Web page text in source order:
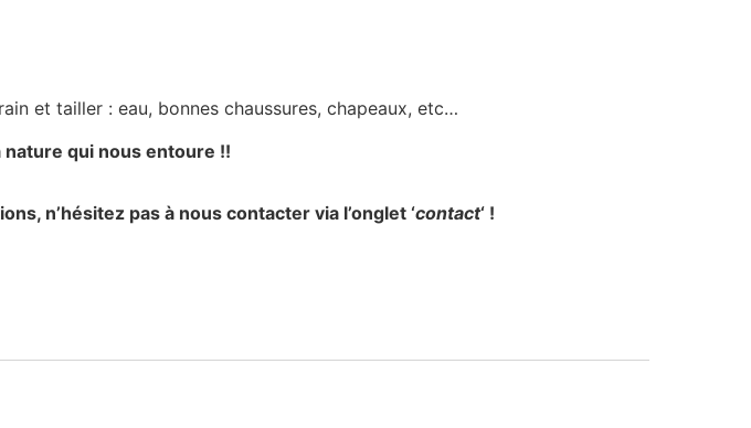
et tailler : eau, bonnes chaussures, chapeaux, etc…
qui nous entoure !!
n’hésitez pas à nous contacter via l’onglet ‘contact‘ !